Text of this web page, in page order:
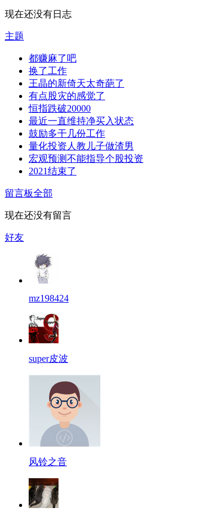
现在还没有日志
主题
都赚麻了吧
换了工作
王晶的新倚天太奇葩了
有点股灾的感觉了
恒指跌破20000
最近一直维持净买入状态
鼓励多干几份工作
量化投资人教儿子做渣男
宏观预测不能指导个股投资
2021结束了
留言板全部
现在还没有留言
好友
mz198424
super皮波
风铃之音